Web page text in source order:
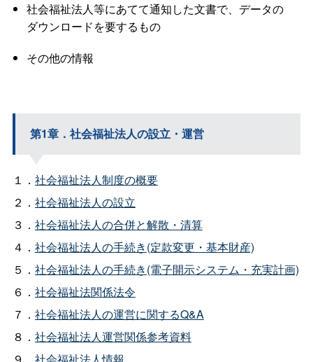
社会福祉法人等にあてて通知した文書で、データの
ダウンロードを要するもの
その他の情報
第1章．社会福祉法人の設立・運営
１． 社会福祉法人制度の概要
２． 社会福祉法人の設立
３． 社会福祉法人の合併と解散・清算
４． 社会福祉法人の手続き(定款変更・基本財産)
５． 社会福祉法人の手続き(電子開示システム・充実計画)
６． 社会福祉法関係法令
７． 社会福祉法人の運営に関するQ&A
８． 社会福祉法人運営関係参考資料
９． 社会福祉法人情報